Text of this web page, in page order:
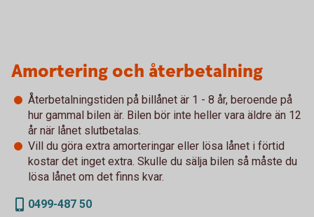
Amortering och återbetalning
Återbetalningstiden på billånet är 1 - 8 år, beroende på
hur gammal bilen är. Bilen bör inte heller vara äldre än 12
år när lånet slutbetalas.
Vill du göra extra amorteringar eller lösa lånet i förtid
kostar det inget extra. Skulle du sälja bilen så måste du
lösa lånet om det finns kvar.
0499-487 50